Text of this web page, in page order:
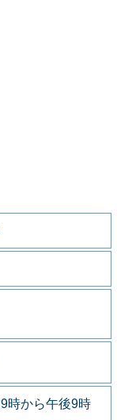
時から午後9時